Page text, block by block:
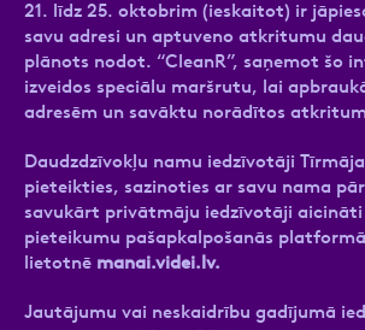
21. līdz 25. oktobrim (ieskaitot) ir
savu adresi un aptuveno atkritumu
plānots nodot. “CleanR”, saņemot šo
izveidos speciālu maršrutu, lai
adresēm un savāktu norādītos
Daudzdzīvokļu namu iedzīvotāji
pieteikties, sazinoties ar savu nama
savukārt privātmāju iedzīvotāji
pieteikumu pašapkalpošanās
lietotnē manai.videi.lv.
Jautājumu vai neskaidrību gadījumā